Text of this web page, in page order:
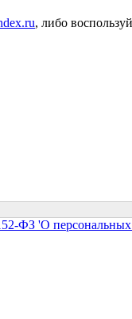
, либо
ФЗ 'О